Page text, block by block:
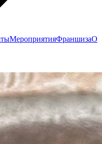
МероприятияФраншизаО